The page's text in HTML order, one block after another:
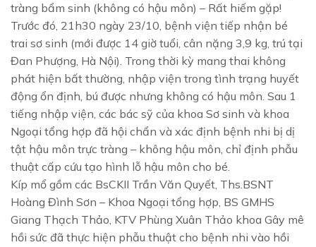
tràng bẩm sinh (không có hậu môn) – Rất hiếm gặp!
Trước đó, 21h30 ngày 23/10, bệnh viện tiếp nhận bé
trai sơ sinh (mới được 14 giờ tuổi, cân nặng 3,9 kg, trú tại
Đan Phượng, Hà Nội). Trong thời kỳ mang thai không
phát hiện bất thường, nhập viện trong tình trạng huyết
động ổn định, bú được nhưng không có hậu môn. Sau 1
tiếng nhập viện, các bác sỹ của khoa Sơ sinh và khoa
Ngoại tổng hợp đã hội chẩn và xác định bệnh nhi bị dị
tật hậu môn trực tràng – không hậu môn, chỉ định phẫu
thuật cấp cứu tạo hình lỗ hậu môn cho bé.
Kíp mổ gồm các BsCKII Trần Văn Quyết, Ths.BSNT
Hoàng Đình Sơn – Khoa Ngoại tổng hợp, BS GMHS
Giang Thạch Thảo, KTV Phùng Xuân Thảo khoa Gây mê
hồi sức đã thực hiện phẫu thuật cho bệnh nhi vào hồi